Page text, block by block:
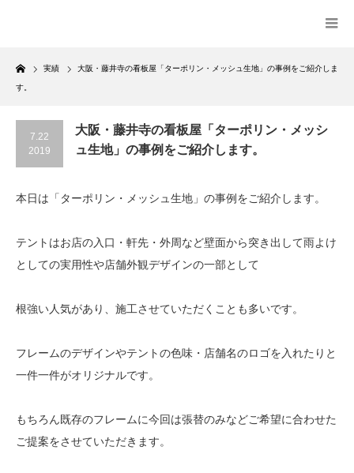
Home
実績 大阪・藤井寺の看板屋「ターポリン・メッシュ生地」の事例をご紹介しま
す。
7.22
2019
大阪・藤井寺の看板屋「ターポリン・メッシ
ュ生地」の事例をご紹介します。
本日は「ターポリン・メッシュ生地」の事例をご紹介します。
テントはお店の入口・軒先・外周など壁面から突き出して雨よけ
としての実用性や店舗外観デザインの一部として
根強い人気があり、施工させていただくことも多いです。
フレームのデザインやテントの色味・店舗名のロゴを入れたりと
一件一件がオリジナルです。
もちろん既存のフレームに今回は張替のみなどご希望に合わせた
ご提案をさせていただきます。